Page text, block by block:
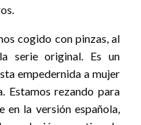
cogido con pinzas, al
serie original. Es un
empedernida a mujer
Estamos rezando para
en la versión española,